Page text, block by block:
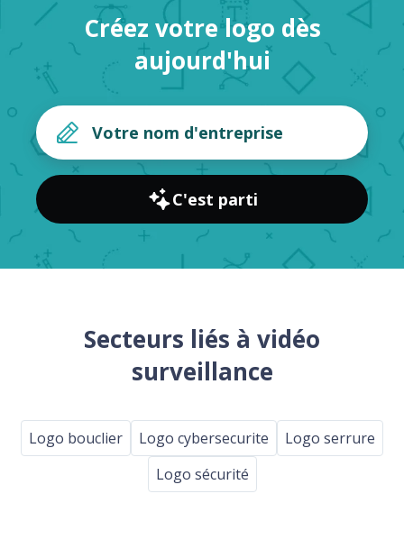
Créez votre logo dès
aujourd'hui
C'est parti
Secteurs liés à vidéo
surveillance
Logo bouclier Logo cybersecurite
Logo serrure
Logo sécurité